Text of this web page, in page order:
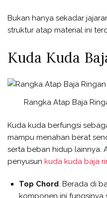
Bukan hanya sekadar
struktur atap material ini
Kuda Kuda
Rangka Atap Baja
Kuda kuda berfungsi
mampu menahan berat
serta beban hidup lainnya.
penyusun kuda kuda baja
Top Chord. Berada di
komponen ini